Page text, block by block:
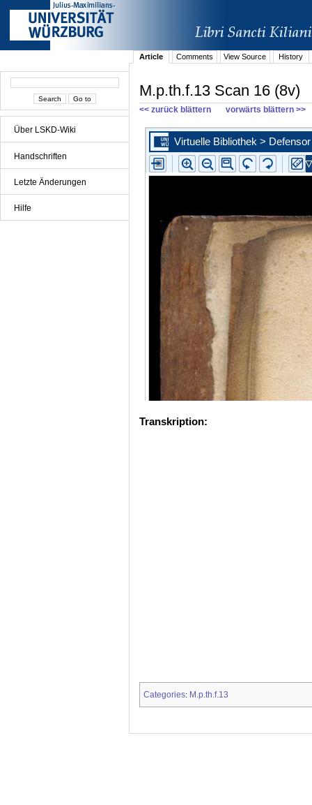
Über LSKD-Wiki
Handschriften
Letzte Änderungen
Hilfe
Article Comments View Source History
M.p.th.f.13 Scan 16 (8v)
<< zurück blättern vorwärts blättern >>
Transkription:
Categories: M.p.th.f.13